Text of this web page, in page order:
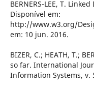
BERNERS-LEE, T.
Disponível em:
http://www.w3.org/
em: 10 jun. 2016.
BIZER, C.; HEATH, T.;
so far. International
Information Systems, v.